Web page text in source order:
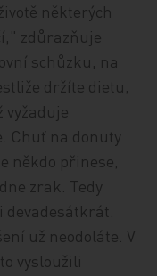
některých
zdůrazňuje
schůzku, na
držíte dietu,
vyžaduje
Chuť na donuty
někdo přinese,
zrak. Tedy
už neodoláte. V
vysloužili